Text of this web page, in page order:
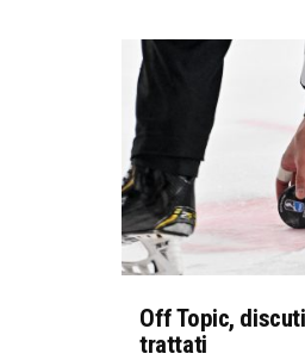
Off Topic,
trattati